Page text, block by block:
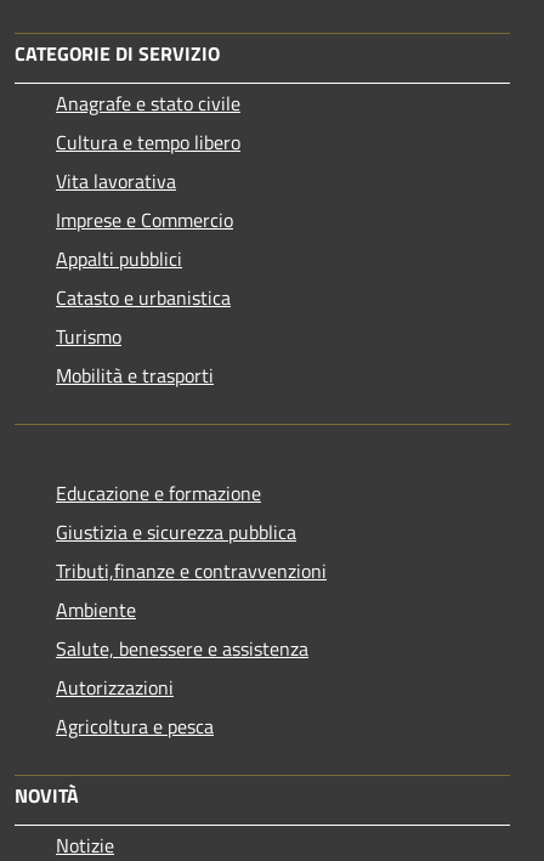
CATEGORIE DI SERVIZIO
Anagrafe e stato civile
Cultura e tempo libero
Vita lavorativa
Imprese e Commercio
Appalti pubblici
Catasto e urbanistica
Turismo
Mobilità e trasporti
Educazione e formazione
Giustizia e sicurezza pubblica
Tributi,finanze e contravvenzioni
Ambiente
Salute, benessere e assistenza
Autorizzazioni
Agricoltura e pesca
NOVITÀ
Notizie